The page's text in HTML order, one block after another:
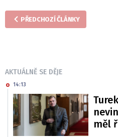
PŘEDCHOZÍ ČLÁNKY
AKTUÁLNĚ SE DĚJE
14:13
měl